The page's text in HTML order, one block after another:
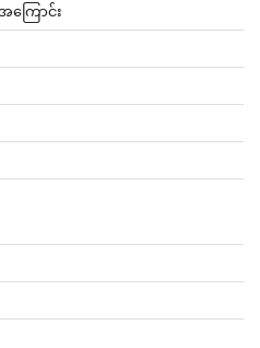
ြောင်း